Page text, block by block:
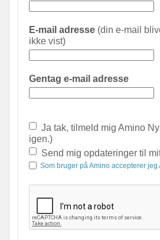
E-mail adresse (din e-mail
ikke vist)
Gentag e-mail adresse
Ja tak, tilmeld mig Amino
igen.)
Send mig opdateringer til
Som bruger på Amino accepterer jeg